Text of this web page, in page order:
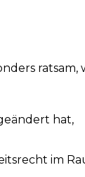
ratsam,
hat,
im